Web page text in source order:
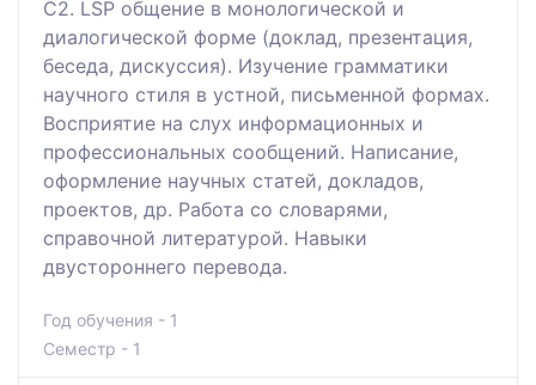
С2. LSP общение в монологической и
диалогической форме (доклад, презентация,
беседа, дискуссия). Изучение грамматики
научного стиля в устной, письменной формах.
Восприятие на слух информационных и
профессиональных сообщений. Написание,
оформление научных статей, докладов,
проектов, др. Работа со словарями,
справочной литературой. Навыки
двустороннего перевода.
Год обучения - 1
Семестр - 1